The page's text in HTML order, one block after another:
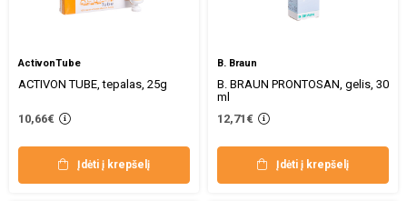
ActivonTube
ACTIVON TUBE, tepalas, 25g
10,66€
Įdėti į krepšelį
B. Braun
B. BRAUN PRONTOSAN, gelis, 30
ml
12,71€
Įdėti į krepšelį